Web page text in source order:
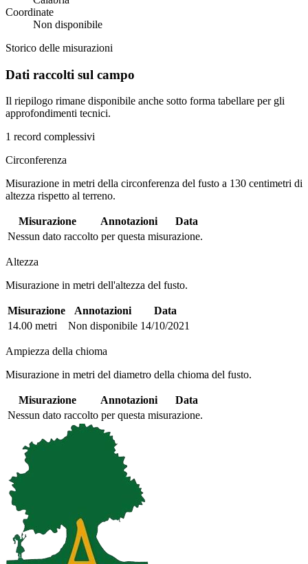
Coordinate
Non disponibile
Storico delle misurazioni
Dati raccolti sul campo
Il riepilogo rimane disponibile anche sotto forma tabellare per gli
approfondimenti tecnici.
1 record complessivi
Circonferenza
Misurazione in metri della circonferenza del fusto a 130 centimetri di
altezza rispetto al terreno.
Misurazione Annotazioni
Data
Nessun dato raccolto per questa misurazione.
Altezza
Misurazione in metri dell'altezza del fusto.
Misurazione Annotazioni
Data
14.00 metri
Non disponibile 14/10/2021
Ampiezza della chioma
Misurazione in metri del diametro della chioma del fusto.
Misurazione Annotazioni
Data
Nessun dato raccolto per questa misurazione.